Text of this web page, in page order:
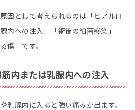
因として考えられるのは「ヒアルロ
内への注入」「術後の細菌感染」
傷」です。
内または乳腺内への注入
乳腺内に入ると強い痛みが出ます。